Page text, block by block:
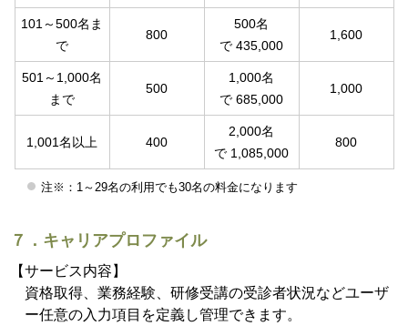
101～500名ま
で
800
500名
で 435,000
1,600
501～1,000名
まで
500
1,000名
で 685,000
1,000
1,001名以上 400
2,000名
で 1,085,000
800
注※：1～29名の利用でも30名の料金になります
７．キャリアプロファイル
【サービス内容】
資格取得、業務経験、研修受講の受診者状況などユーザ
ー任意の入力項目を定義し管理できます。